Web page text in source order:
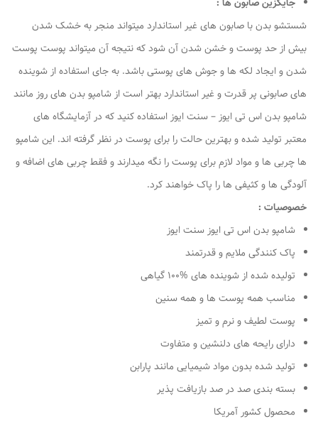
شستشو بدن با صابون های غیر استاندارد میتواند منجر به خشک شدن
بیش از حد پوست و خشن شدن آن شود که نتیجه آن میتواند پوست پوست
شدن و ایجاد لکه ها و جوش های پوستی باشد. به جای استفاده از شوینده
های صابونی پر قدرت و غیر استاندارد بهتر است از شامپو بدن های روز مانند
شامپو بدن اس تی ایوز – سنت ایوز استفاده کنید که در آزمایشگاه های
معتبر تولید شده و بهترین حالت را برای پوست در نظر گرفته اند. این شامپو
ها چربی ها و مواد لازم برای پوست را نگه میدارند و فقط چربی های اضافه و
آلودگی ها و کثیفی ها را پاک خواهند کرد.
خصوصیات :
شامپو بدن اس تی ایوز سنت ایوز
پاک کنندگی ملایم و قدرتمند
تولیده شده از شوینده های %100 گیاهی
مناسب همه پوست ها و همه سنین
پوست لطیف و نرم و تمیز
دارای رایحه های دلنشین و متفاوت
تولید شده بدون مواد شیمیایی مانند پارابن
بسته بندی صد در صد بازیافت پذیر
محصول کشور آمریکا